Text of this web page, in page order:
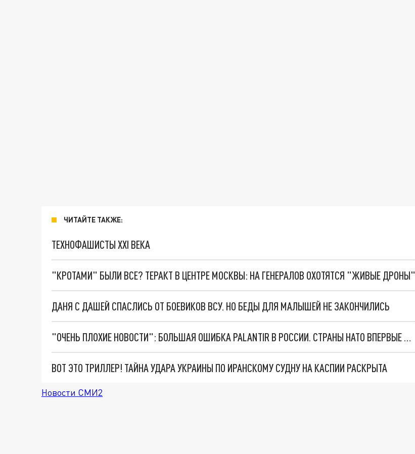
ЧИТАЙТЕ ТАКЖЕ:
ТЕХНОФАШИСТЫ XXI ВЕКА
"КРОТАМИ" БЫЛИ ВСЕ? ТЕРАКТ В ЦЕНТРЕ МОСКВЫ: НА ГЕНЕРАЛОВ ОХОТЯТСЯ "ЖИВЫЕ ДРОНЫ"
ДАНЯ С ДАШЕЙ СПАСЛИСЬ ОТ БОЕВИКОВ ВСУ. НО БЕДЫ ДЛЯ МАЛЫШЕЙ НЕ ЗАКОНЧИЛИСЬ
"ОЧЕНЬ ПЛОХИЕ НОВОСТИ": БОЛЬШАЯ ОШИБКА PALANTIR В РОССИИ. СТРАНЫ НАТО ВПЕРВЫЕ ЗА СВО ОСТАНОВИЛИ ПОСТАВКИ ОРУЖИЯ. ВСУ ТЕРЯЮТ ПРИГРАНИЧЬЕ?
ВОТ ЭТО ТРИЛЛЕР! ТАЙНА УДАРА УКРАИНЫ ПО ИРАНСКОМУ СУДНУ НА КАСПИИ РАСКРЫТА
Новости СМИ2